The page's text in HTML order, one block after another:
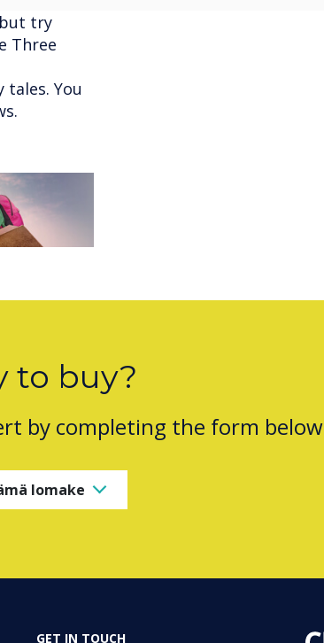
try
Three
tales. You
to buy?
by completing the form below
lomake
GET IN TOUCH